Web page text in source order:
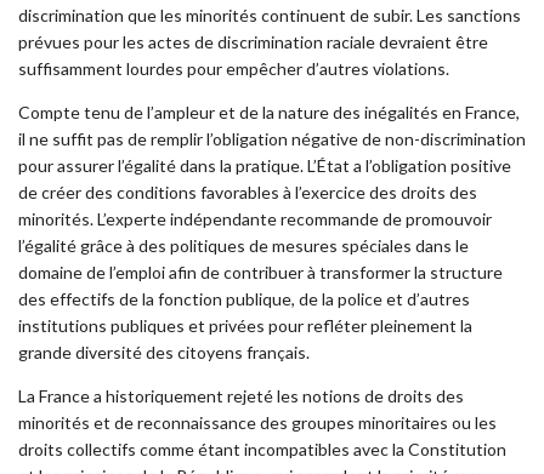
discrimination que les minorités continuent de subir. Les sanctions
prévues pour les actes de discrimination raciale devraient être
suffisamment lourdes pour empêcher d’autres violations.
Compte tenu de l’ampleur et de la nature des inégalités en France,
il ne suffit pas de remplir l’obligation négative de non-discrimination
pour assurer l’égalité dans la pratique. L’État a l’obligation positive
de créer des conditions favorables à l’exercice des droits des
minorités. L’experte indépendante recommande de promouvoir
l’égalité grâce à des politiques de mesures spéciales dans le
domaine de l’emploi afin de contribuer à transformer la structure
des effectifs de la fonction publique, de la police et d’autres
institutions publiques et privées pour refléter pleinement la
grande diversité des citoyens français.
La France a historiquement rejeté les notions de droits des
minorités et de reconnaissance des groupes minoritaires ou les
droits collectifs comme étant incompatibles avec la Constitution